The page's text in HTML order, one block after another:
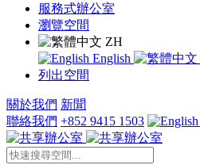
服務式辦公室
瀏覽空間
ZH
English
列出空間
關於我們 新聞
聯絡我們 +852 9415 1503